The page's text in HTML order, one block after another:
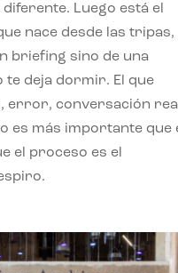
Luego está el
nace desde las tripas,
briefing sino de una
te deja dormir. El que
error, conversación
es más importante que
el proceso es el